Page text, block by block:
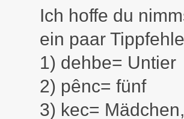
Ich hoffe du
ein paar
1) dehbe= Untier
2) pênc= fünf
3) kec=